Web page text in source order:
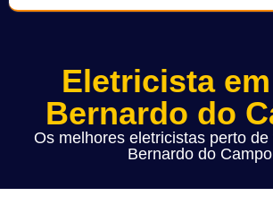
Eletricista
Bernardo do
Os melhores eletricistas perto
Bernardo do Campo